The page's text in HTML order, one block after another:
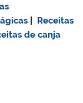
Receitas
de canja